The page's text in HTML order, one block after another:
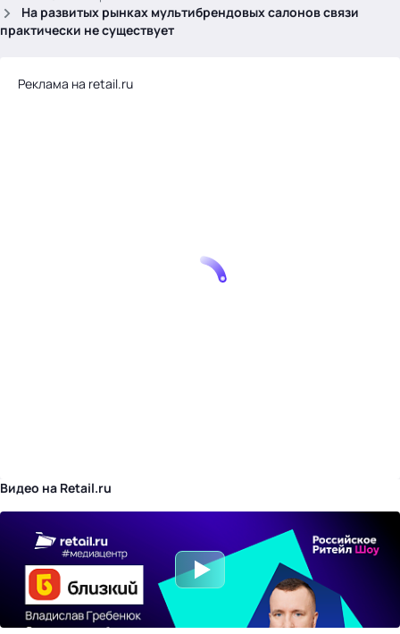
На развитых рынках мультибрендовых салонов связи
практически не существует
Реклама на retail.ru
Видео на Retail.ru